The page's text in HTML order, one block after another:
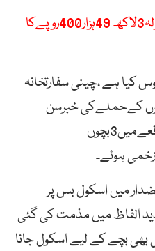
سونا 6ہزار600روپےمہنگا،فی تولہ3لاکھ 49ہزار400روپےکا
کیا ہے ،چینی سفارتخانہ
کےحملےکی خبرسن
کرشدید دکھ ہوا،افسوسناک واقعےمیں3بچوں
میں اسکول بس پر
الفاظ میں مذمت کی گئی
بھی بچے کے لیے اسکول جانا